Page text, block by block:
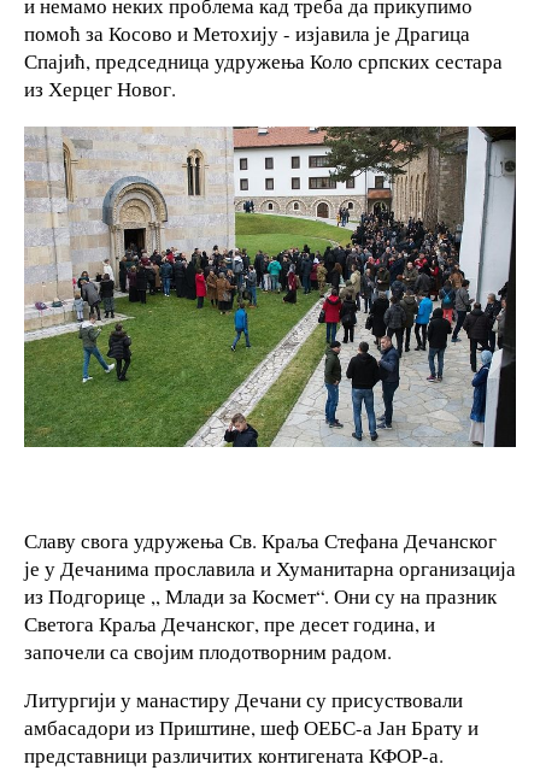
помоћ за Косово и Метохију - изјавила је Драгица
Спајић, председница удружења Коло српских сестара
из Херцег Новог.
Славу свога удружења Св. Краља Стефана Дечанског
је у Дечанима прославила и Хуманитарна организација
из Подгорице ,, Млади за Космет“. Они су на празник
Светога Краља Дечанског, пре десет година, и
започели са својим плодотворним радом.
Литургији у манастиру Дечани су присуствовали
амбасадори из Приштине, шеф ОЕБС-а Јан Брату и
представници различитих контигената КФОР-а.